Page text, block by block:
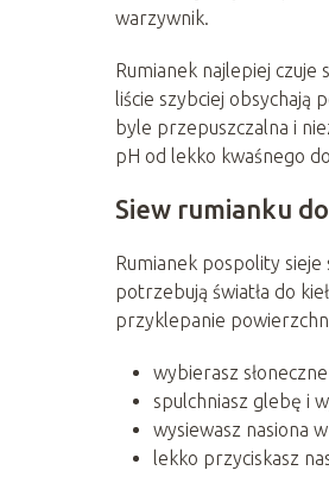
warzywnik.
Rumianek najlepiej czuje
liście szybciej obsychają
byle przepuszczalna i
pH od lekko kwaśnego
Siew rumianku
Rumianek pospolity
potrzebują światła do
przyklepanie
wybierasz
spulchniasz glebę i
wysiewasz nasiona
lekko przyciskasz